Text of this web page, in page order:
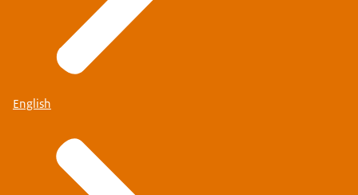
English